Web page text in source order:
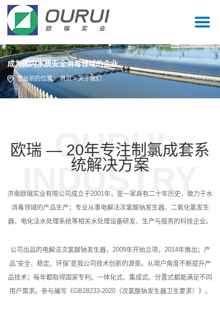
成为国内水质安全消毒领域的企业
您当前的位置：首页> 关于我们
欧瑞 — 20年专注制氯成套系
统解决方案
济南欧瑞实业有限公司成立于2001年，是一家具有二十年历史，致力于水
消毒领域的产品生产；专业从事电解法次氯酸钠发生器、二氧化氯发生
器、电化法水处理系统等相关水处理设备研发、生产与服务的科技企业。
公司出品的电解法次氯酸钠发生器，2009年开始立项，2014年推出；产
品“安全、稳定、环保”是我公司技术创新的源泉。从用户角度不断提升产
品技术；每年都取得国家专利。一体化式、集成式、分置式都能满足不同
用户需求。参与编写《GB28233-2020（次氯酸钠发生器卫生要求）》。